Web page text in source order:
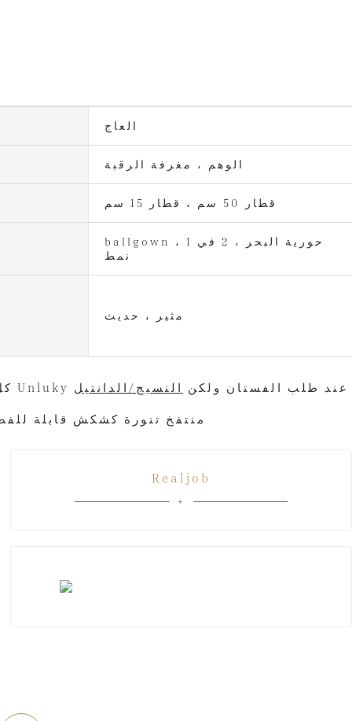
العاج
الوهم ، مغرفة الرقبة
قطار 50 سم ، قطار 15 سم
ballgown ، حورية البحر ، 2 في 1
نمط
مثير ، حديث
* وظائف وصور حقيقية. عندما تطلب سيكون نفس الصورة. إذا كان Unluky عند طلب الفستان ولكن
النسيج/الدانتيل
Realjob